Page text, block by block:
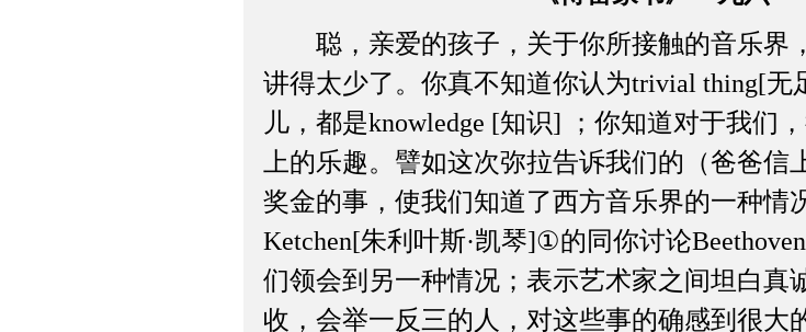
聪，亲爱的孩子，关于你所接触的音乐界
讲得太少了。你真不知道你认为trivial thing[
儿，都是knowledge [知识] ；你知道对于我们
上的乐趣。譬如这次弥拉告诉我们的（爸爸信
奖金的事，使我们知道了西方音乐界的一种情
Ketchen[朱利叶斯·凯琴]①的同你讨论
们领会到另一种情况；表示艺术家之间坦白真
收，会举一反三的人，对这些事的确感到很大